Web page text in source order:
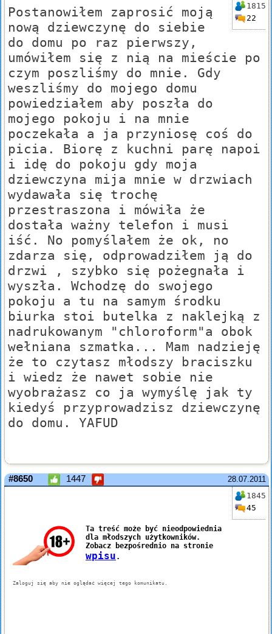
1815
22
Postanowiłem zaprosić moją
nową dziewczynę do siebie
do domu po raz pierwszy,
umówiłem się z nią na mieście po
czym poszliśmy do mnie. Gdy
weszliśmy do mojego domu
powiedziałem aby poszła do
mojego pokoju i na mnie
poczekała a ja przyniosę coś do
picia. Biorę z kuchni parę napoi
i idę do pokoju gdy moja
dziewczyna mija mnie w drzwiach
wydawała się trochę
przestraszona i mówiła że
dostała ważny telefon i musi
iść. No pomyślałem że ok, no
zdarza się, odprowadziłem ją do
drzwi , szybko się pożegnała i
wyszła. Wchodzę do swojego
pokoju a tu na samym środku
biurka stoi butelka z naklejką z
nadrukowanym "chloroform"a obok
wełniana szmatka... Mam nadzieję
że to czytasz młodszy braciszku
i wiedz że nawet sobie nie
wyobrażasz co ja wymyślę jak ty
kiedyś przyprowadzisz dziewczynę
do domu. YAFUD
28.07.2011
#8650 1447
1845
45